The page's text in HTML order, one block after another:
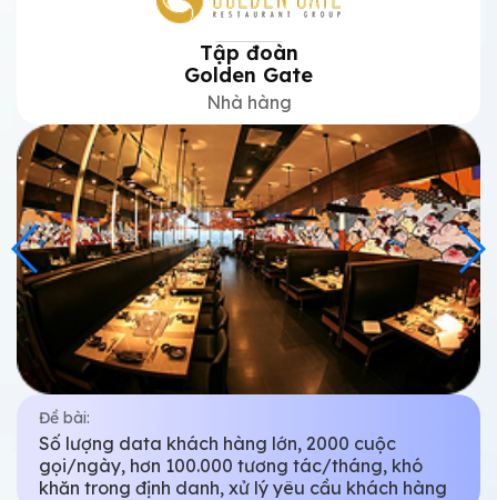
Tập đoàn
Golden Gate
Nhà hàng
Đề bài:
Số lượng data khách hàng lớn, 2000 cuộc
gọi/ngày, hơn 100.000 tương tác/tháng, khó
khăn trong định danh, xử lý yêu cầu khách hàng